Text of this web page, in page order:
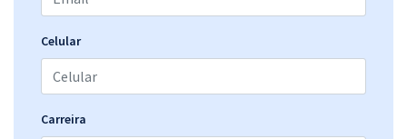
Celular
Carreira